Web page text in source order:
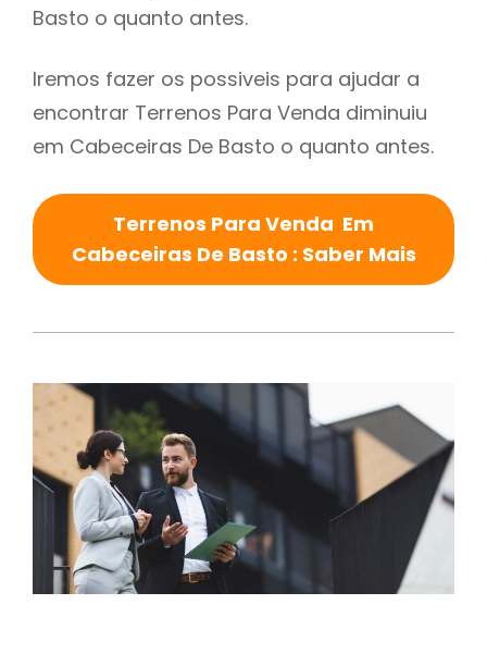
Basto o quanto antes.
Iremos fazer os possiveis para ajudar a
encontrar Terrenos Para Venda diminuiu
em Cabeceiras De Basto o quanto antes.
Terrenos Para Venda Em
Cabeceiras De Basto : Saber Mais